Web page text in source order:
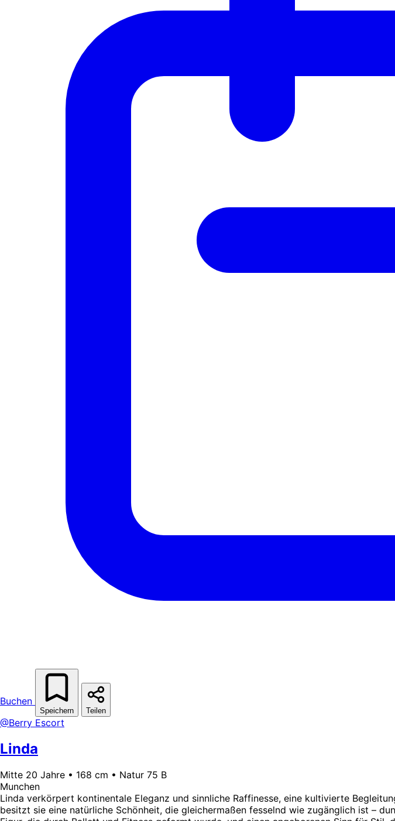
Buchen
Speichern Teilen
@Berry Escort
Linda
Mitte 20 Jahre • 168 cm • Natur 75 B
Munchen
Linda verkörpert kontinentale Eleganz und sinnliche Raffinesse, eine kultivierte
besitzt sie eine natürliche Schönheit, die gleichermaßen fesselnd wie zugänglich ist –